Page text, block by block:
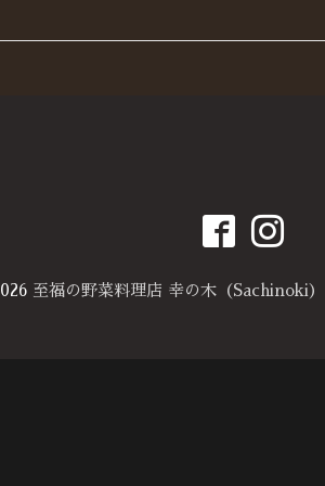
至福の野菜料理店 幸の木（Sachinoki）